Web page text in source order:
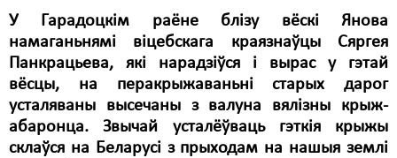
У Гарадоцкім раёне блізу вёскі Янова
намаганьнямі віцебскага краязнаўцы Сяргея
Панкрацьева, які нарадзіўся і вырас у гэтай
вёсцы, на перакрыжаваньні старых дарог
усталяваны высечаны з валуна вялізны крыж-
абаронца. Звычай усталёўваць гэткія крыжы
склаўся на Беларусі з прыходам на нашыя землі